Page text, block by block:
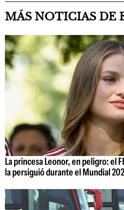
MÁS NOTICIAS DE
La princesa Leonor, en peligro: el
la persiguió durante el Mundial